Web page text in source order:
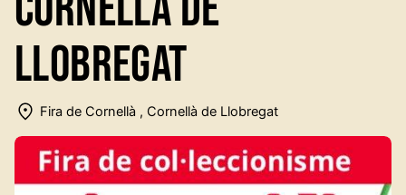
Llobregat
Fira de Cornellà , Cornellà de Llobregat